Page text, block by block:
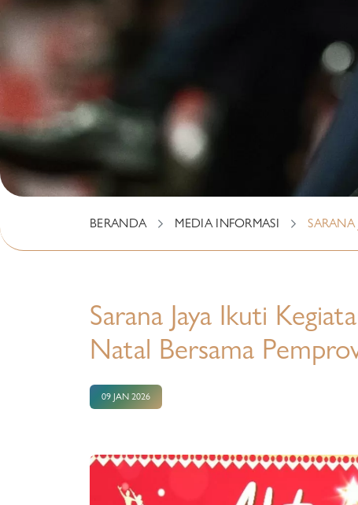
BERANDA MEDIA INFORMASI
Sarana Jaya Ikuti
Natal Bersama
09 JAN 2026